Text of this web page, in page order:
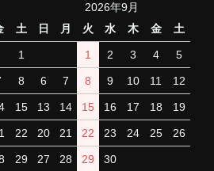
土
1
8
15
22
29
2026年9月
日
月 火 水 木 金 土
1 2 3 4 5
6 7 8 9 10 11 12
13 14 15 16 17 18 19
20 21 22 23 24 25 26
27 28 29 30